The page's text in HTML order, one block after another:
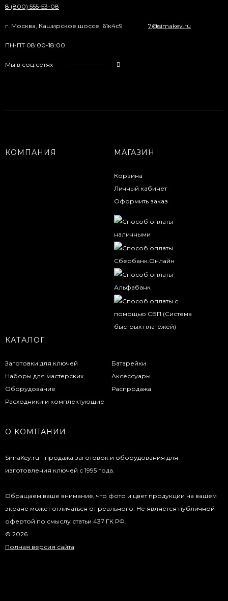
8 (800) 555-53-08
г. Москва, Каширское шоссе, 61к4с9 7@simakey.ru
ПН-ПТ 08:00-18:00
Мы в соц.сетях
КОМПАНИЯ МАГАЗИН
Корзина
Личный кабинет
Оформить заказ
КАТАЛОГ
Заготовки для ключей
Наборы для мастерских
Оборудование
Расходники и комплектующие
Батарейки
Аксессуары
Распродажа
О КОМПАНИИ
SimaKey.ru - продажа заготовок и оборудования для
изготовления ключей с 1995 года.
Обращаем ваше внимание, что фото и цвет продукции на вашем
экране может отличаться от реального. Не является публичной
офертой по смыслу статьи 437 ГК РФ.
© 2026
Полная версия сайта